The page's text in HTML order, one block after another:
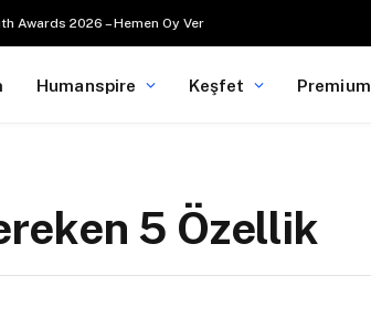
Awards 2026 – Hemen Oy Ver
Humanspire Keşfet Premium
5 Özellik